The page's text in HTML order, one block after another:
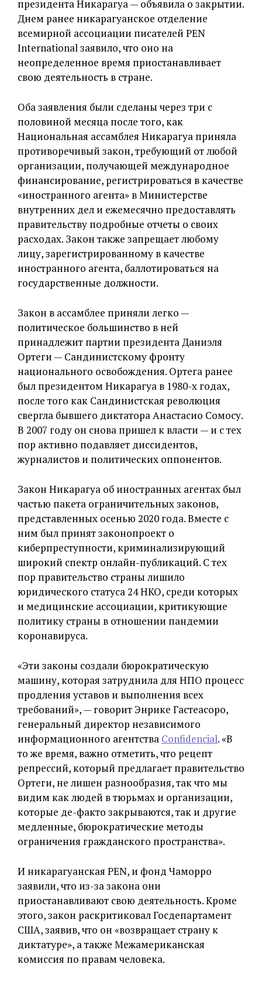
президента Никарагуа — объявила о закрытии.
Днем ранее никарагуанское отделение
всемирной ассоциации писателей PEN
International заявило, что оно на
неопределенное время приостанавливает
свою деятельность в стране.
Оба заявления были сделаны через три с
половиной месяца после того, как
Национальная ассамблея Никарагуа приняла
противоречивый закон, требующий от любой
организации, получающей международное
финансирование, регистрироваться в качестве
«иностранного агента» в Министерстве
внутренних дел и ежемесячно предоставлять
правительству подробные отчеты о своих
расходах. Закон также запрещает любому
лицу, зарегистрированному в качестве
иностранного агента, баллотироваться на
государственные должности.
Закон в ассамблее приняли легко —
политическое большинство в ней
принадлежит партии президента Даниэля
Ортеги — Сандинистскому фронту
национального освобождения. Ортега ранее
был президентом Никарагуа в 1980-х годах,
после того как Сандинистская революция
свергла бывшего диктатора Анастасио Сомосу.
В 2007 году он снова пришел к власти — и с тех
пор активно подавляет диссидентов,
журналистов и политических оппонентов.
Закон Никарагуа об иностранных агентах был
частью пакета ограничительных законов,
представленных осенью 2020 года. Вместе с
ним был принят законопроект о
киберпреступности, криминализирующий
широкий спектр онлайн-публикаций. С тех
пор правительство страны лишило
юридического статуса 24 НКО, среди которых
и медицинские ассоциации, критикующие
политику страны в отношении пандемии
коронавируса.
«Эти законы создали бюрократическую
машину, которая затруднила для НПО процесс
продления уставов и выполнения всех
требований», — говорит Энрике Гастеасоро,
генеральный директор независимого
информационного агентства Confidencial. «В
то же время, важно отметить, что рецепт
репрессий, который предлагает правительство
Ортеги, не лишен разнообразия, так что мы
видим как людей в тюрьмах и организации,
которые де-факто закрываются, так и другие
медленные, бюрократические методы
ограничения гражданского пространства».
И никарагуанская PEN, и фонд Чаморро
заявили, что из-за закона они
приостанавливают свою деятельность. Кроме
этого, закон раскритиковал Госдепартамент
США, заявив, что он «возвращает страну к
диктатуре», а также Межамериканская
комиссия по правам человека.